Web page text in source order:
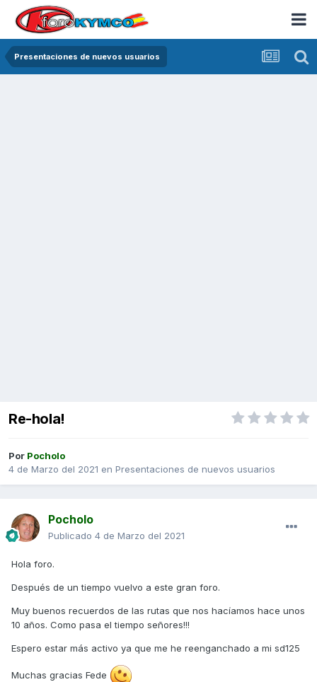
Presentaciones de nuevos usuarios
Re-hola!
Por Pocholo
4 de Marzo del 2021 en Presentaciones de nuevos usuarios
Pocholo
Publicado 4 de Marzo del 2021
Hola foro.
Después de un tiempo vuelvo a este gran foro.
Muy buenos recuerdos de las rutas que nos hacíamos hace unos
10 años. Como pasa el tiempo señores!!!
Espero estar más activo ya que me he reenganchado a mi sd125
Muchas gracias Fede